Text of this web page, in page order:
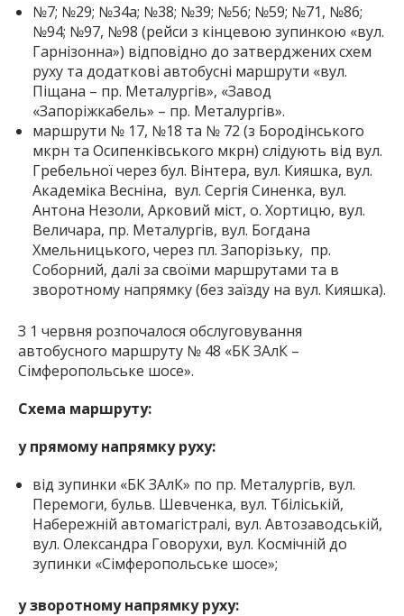
№7; №29; №34а; №38; №39; №56; №59; №71, №86;
№94; №97, №98 (рейси з кінцевою зупинкою «вул.
Гарнізонна») відповідно до затверджених схем
руху та додаткові автобусні маршрути «вул.
Піщана – пр. Металургів», «Завод
«Запоріжкабель» – пр. Металургів».
маршрути № 17, №18 та № 72 (з Бородінського
мкрн та Осипенківського мкрн) слідують від вул.
Гребельної через бул. Вінтера, вул. Кияшка, вул.
Академіка Весніна, вул. Сергія Синенка, вул.
Антона Незоли, Арковий міст, о. Хортицю, вул.
Величара, пр. Металургів, вул. Богдана
Хмельницького, через пл. Запорізьку, пр.
Соборний, далі за своїми маршрутами та в
зворотному напрямку (без заїзду на вул. Кияшка).
З 1 червня розпочалося обслуговування
автобусного маршруту № 48 «БК ЗАлК –
Сімферопольське шосе».
Схема маршруту:
у прямому напрямку руху:
від зупинки «БК ЗАлК» по пр. Металургів, вул.
Перемоги, бульв. Шевченка, вул. Тбіліській,
Набережній автомагістралі, вул. Автозаводській,
вул. Олександра Говорухи, вул. Космічній до
зупинки «Сімферопольське шосе»;
у зворотному напрямку руху: